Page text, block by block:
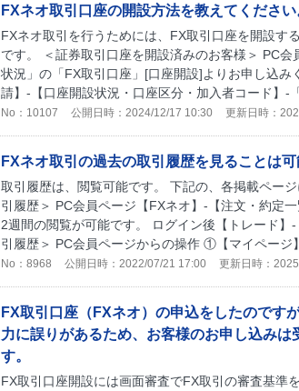
FXネオ取引口座の開設方法を教えてください
FXネオ取引を行うためには、FX取引口座を開設す
です。 ＜証券取引口座を開設済みのお客様＞ PC
状況」の「FX取引口座」[口座開設]よりお申し込
請】-【口座開設状況・口座区分・加入者コード】-
No：10107 公開日時：2024/12/17 10:30 更新日時：
FXネオ取引の過去の取引履歴を見ることは可
取引履歴は、閲覧可能です。 下記の、各掲載ペー
引履歴＞ PC会員ページ【FXネオ】-【注文・約定
2週間の閲覧が可能です。 ログイン後【トレード
引履歴＞ PC会員ページからの操作 ①【マイページ
No：8968 公開日時：2022/07/21 17:00 更新日時：
FX取引口座（FXネオ）の申込をしたのです
力に誤りがあるため、お客様のお申し込み
す。
FX取引口座開設には画面審査でFX取引の審査基準